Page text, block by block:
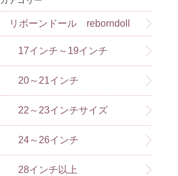
リボーンドール reborndoll
17インチ～19インチ
20～21インチ
22～23インチサイズ
24～26インチ
28インチ以上